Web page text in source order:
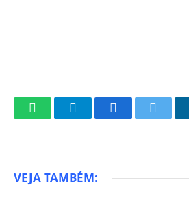
WhatsAppTelegramFacebookTwitter
VEJA TAMBÉM: